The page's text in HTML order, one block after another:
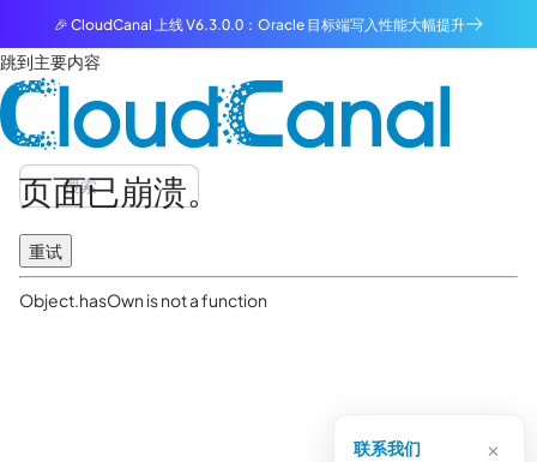
🎉 CloudCanal 上线 V6.3.0.0：Oracle 目标端写入性能大幅提升
跳到主要内容
页面已崩溃。
重试
Object.hasOwn is not a function
联系我们 ×